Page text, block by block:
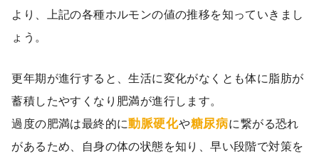
より、上記の各種ホルモンの値の推移を知っていきまし
ょう。
更年期が進行すると、生活に変化がなくとも体に脂肪が
蓄積したやすくなり肥満が進行します。
過度の肥満は最終的に動脈硬化や糖尿病に繋がる恐れ
があるため、自身の体の状態を知り、早い段階で対策を